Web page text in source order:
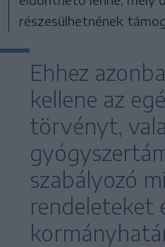
részesülhetnének
Ehhez
kellene az
törvényt,
szabályozó
rendeleteket